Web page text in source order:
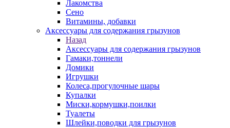
Лакомства
Сено
Витамины, добавки
Аксессуары для содержания грызунов
Назад
Аксессуары для содержания грызунов
Гамаки,тоннели
Домики
Игрушки
Колеса,прогулочные шары
Купалки
Миски,кормушки,поилки
Туалеты
Шлейки,поводки для грызунов